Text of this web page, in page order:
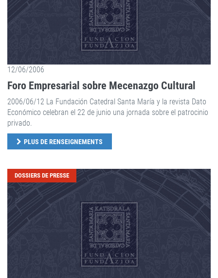
12/06/2006
Foro Empresarial sobre Mecenazgo Cultural
2006/06/12 La Fundación Catedral Santa María y la revista Dato
Económico celebran el 22 de junio una jornada sobre el patrocinio
privado.
PLUS DE RENSEIGNEMENTS
DOSSIERS DE PRESSE